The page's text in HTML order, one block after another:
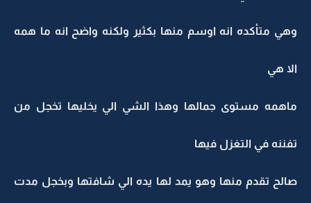
وهي متأكده انه اوسم منها بكثير ولكنه واضح انه ما همه
الا هي
ماهمه مستوى جمالها وهذا الشي الي يخليها تخجل من
تفننه في التغزل فيها
صالح تقدم منها وهو يمد لها يده الي شافتها وبخجل مدت